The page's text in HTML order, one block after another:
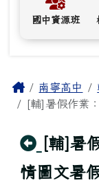
國中資源班
主內容區域
Home南寧高中
[輔]暑假作業
回上頁
[輔]暑
情圖文暑